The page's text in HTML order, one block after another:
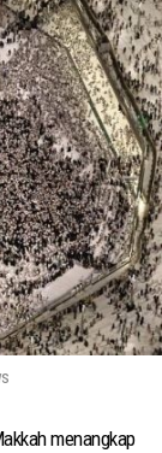
menangkap